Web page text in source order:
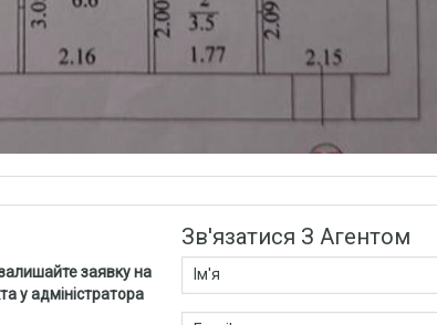
заявку на
у адміністратора
Зв'язатися З Агентом